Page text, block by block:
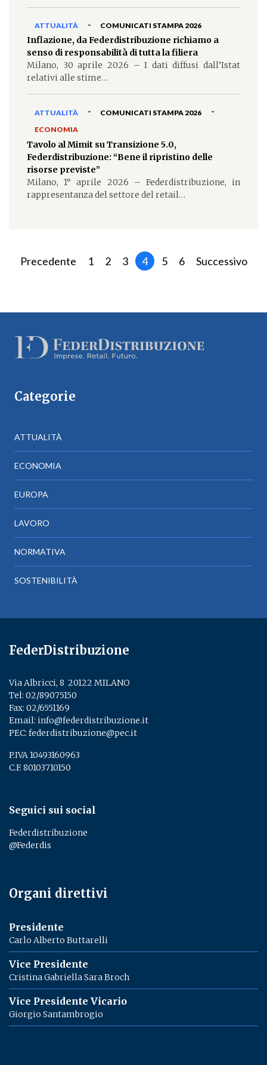
ATTUALITÀ - COMUNICATI STAMPA 2026
Inflazione, da Federdistribuzione richiamo a
senso di responsabilità di tutta la filiera
Milano, 30 aprile 2026 – I dati diffusi dall’Istat
relativi alle stime…
ATTUALITÀ - COMUNICATI STAMPA 2026 -
ECONOMIA
Tavolo al Mimit su Transizione 5.0,
Federdistribuzione: “Bene il ripristino delle
risorse previste”
Milano, 1° aprile 2026 – Federdistribuzione, in
rappresentanza del settore del retail…
Precedente 1 2 3 4 5 6 Successivo
Categorie
ATTUALITÀ
ECONOMIA
EUROPA
LAVORO
NORMATIVA
SOSTENIBILITÀ
FederDistribuzione
Via Albricci, 8 ­ 20122 MILANO
Tel: 02/89075150
Fax: 02/6551169
Email: info@federdistribuzione.it
PEC: federdistribuzione@pec.it
P.IVA 10493160963
C.F. 80103710150
Seguici sui social
Federdistribuzione
@Federdis
Organi direttivi
Presidente
Carlo Alberto Buttarelli
Vice Presidente
Cristina Gabriella Sara Broch
Vice Presidente Vicario
Giorgio Santambrogio